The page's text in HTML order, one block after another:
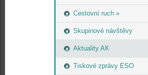
Cestovní ruch »
Skupinové návštěvy
Aktuality AK
Tiskové zprávy ESO